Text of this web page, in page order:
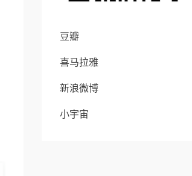
豆瓣
喜马拉雅
新浪微博
小宇宙